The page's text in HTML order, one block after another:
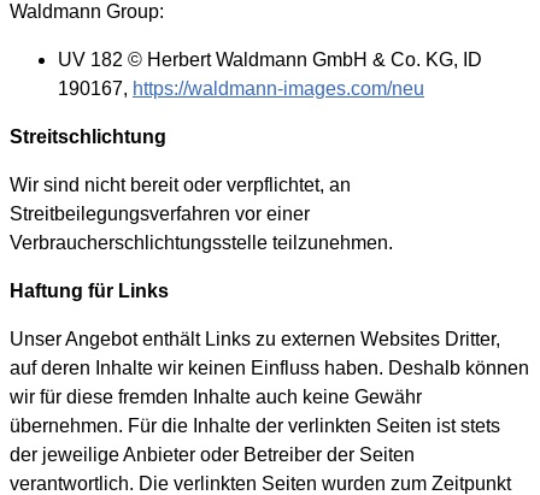
Waldmann Group:
UV 182 © Herbert Waldmann GmbH & Co. KG, ID
190167, https://waldmann-images.com/neu
Streitschlichtung
Wir sind nicht bereit oder verpflichtet, an
Streitbeilegungsverfahren vor einer
Verbraucherschlichtungsstelle teilzunehmen.
Haftung für Links
Unser Angebot enthält Links zu externen Websites Dritter,
auf deren Inhalte wir keinen Einfluss haben. Deshalb können
wir für diese fremden Inhalte auch keine Gewähr
übernehmen. Für die Inhalte der verlinkten Seiten ist stets
der jeweilige Anbieter oder Betreiber der Seiten
verantwortlich. Die verlinkten Seiten wurden zum Zeitpunkt